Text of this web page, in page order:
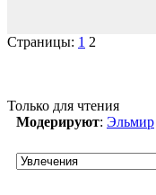
Страницы: 1 2
Только для чтения
Модерируют: Эльмир